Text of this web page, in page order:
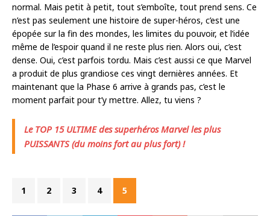
normal. Mais petit à petit, tout s’emboîte, tout prend sens. Ce
n’est pas seulement une histoire de super-héros, c’est une
épopée sur la fin des mondes, les limites du pouvoir, et l’idée
même de l’espoir quand il ne reste plus rien. Alors oui, c’est
dense. Oui, c’est parfois tordu. Mais c’est aussi ce que Marvel
a produit de plus grandiose ces vingt dernières années. Et
maintenant que la Phase 6 arrive à grands pas, c’est le
moment parfait pour t’y mettre. Allez, tu viens ?
Le TOP 15 ULTIME des superhéros Marvel les plus
PUISSANTS (du moins fort au plus fort) !
1 2 3 4 5